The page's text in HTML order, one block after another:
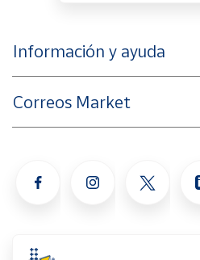
Información y ayuda
Correos Market